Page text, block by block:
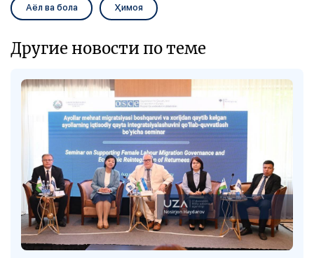
Аёл ва бола Ҳимоя
Другие новости по теме